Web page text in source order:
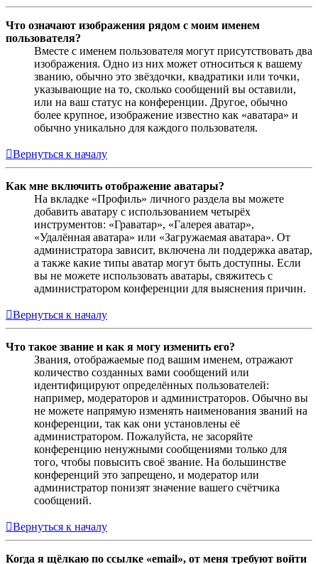
Что означают изображения рядом с моим именем
пользователя?
Вместе с именем пользователя могут присутствовать два
изображения. Одно из них может относиться к вашему
званию, обычно это звёздочки, квадратики или точки,
указывающие на то, сколько сообщений вы оставили,
или на ваш статус на конференции. Другое, обычно
более крупное, изображение известно как «аватара» и
обычно уникально для каждого пользователя.
Вернуться к началу
Как мне включить отображение аватары?
На вкладке «Профиль» личного раздела вы можете
добавить аватару с использованием четырёх
инструментов: «Граватар», «Галерея аватар»,
«Удалённая аватара» или «Загружаемая аватара». От
администратора зависит, включена ли поддержка аватар,
а также какие типы аватар могут быть доступны. Если
вы не можете использовать аватары, свяжитесь с
администратором конференции для выяснения причин.
Вернуться к началу
Что такое звание и как я могу изменить его?
Звания, отображаемые под вашим именем, отражают
количество созданных вами сообщений или
идентифицируют определённых пользователей:
например, модераторов и администраторов. Обычно вы
не можете напрямую изменять наименования званий на
конференции, так как они установлены её
администратором. Пожалуйста, не засоряйте
конференцию ненужными сообщениями только для
того, чтобы повысить своё звание. На большинстве
конференций это запрещено, и модератор или
администратор понизят значение вашего счётчика
сообщений.
Вернуться к началу
Когда я щёлкаю по ссылке «email», от меня требуют войти